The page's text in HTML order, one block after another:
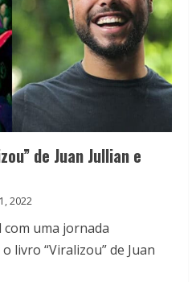
de Juan Jullian e
2022
uma jornada
livro “Viralizou” de Juan